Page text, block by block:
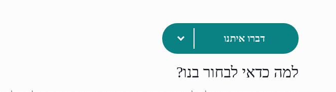
דברו איתנו
למה כדאי לבחור בנו?